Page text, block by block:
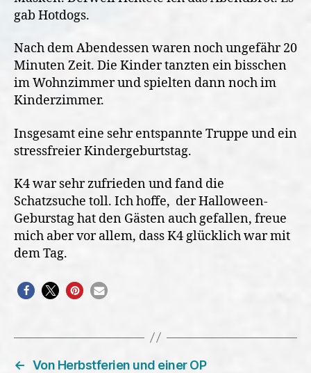
gab Hotdogs.
Nach dem Abendessen waren noch ungefähr 20
Minuten Zeit. Die Kinder tanzten ein bisschen
im Wohnzimmer und spielten dann noch im
Kinderzimmer.
Insgesamt eine sehr entspannte Truppe und ein
stressfreier Kindergeburtstag.
K4 war sehr zufrieden und fand die
Schatzsuche toll. Ich hoffe, der Halloween-
Geburstag hat den Gästen auch gefallen, freue
mich aber vor allem, dass K4 glücklich war mit
dem Tag.
← Von Herbstferien und einer OP